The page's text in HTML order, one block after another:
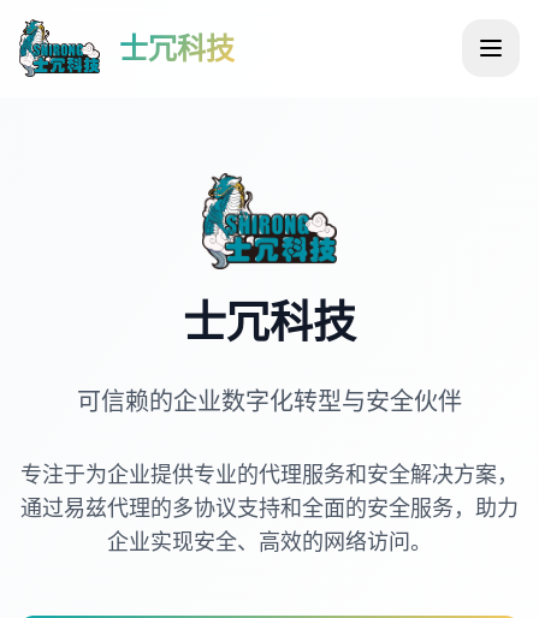
士冗科技
士冗科技
可信赖的企业数字化转型与安全伙伴
专注于为企业提供专业的代理服务和安全解决方案，
通过易兹代理的多协议支持和全面的安全服务，助力
企业实现安全、高效的网络访问。